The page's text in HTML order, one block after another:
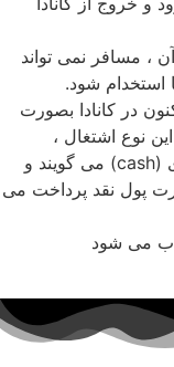
، مسافر نمی تواند
شود.
در کانادا بصورت
نوع اشتغال ،
کار سیاه می گویند و در کانادا به آن کار نقدی (cash) می گویند و
پول نقد پرداخت می
می شود